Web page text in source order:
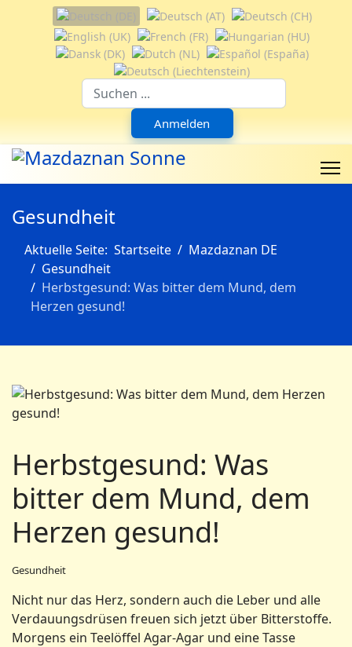
Sprache auswählen
Anmelden
Gesundheit
Aktuelle Seite: Startseite
Mazdaznan DE
Gesundheit
Herbstgesund: Was bitter dem Mund, dem
Herzen gesund!
Herbstgesund: Was
bitter dem Mund, dem
Herzen gesund!
Gesundheit
Nicht nur das Herz, sondern auch die Leber und alle
Verdauungsdrüsen freuen sich jetzt über Bitterstoffe.
Morgens ein Teelöffel Agar-Agar und eine Tasse